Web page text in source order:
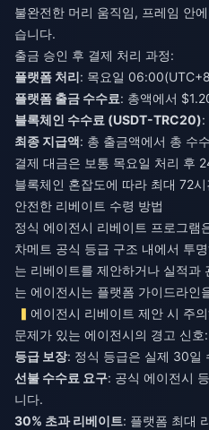
불완전한 머리 움직임, 프레임 안
습니다.
출금 승인 후 결제 처리 과정:
플랫폼 처리: 목요일
플랫폼 출금 수수료: 총액에서
블록체인 수수료 (USDT-TRC20):
최종 지급액: 총 출금액에서 총 수
결제 대금은 보통 목요일 처리 후
블록체인 혼잡도에 따라 최대 72
안전한 리베이트 수령 방법
정식 에이전시 리베이트 프로그램
차메트 공식 등급 구조 내에서 투
는 리베이트를 제안하거나 실적과
는 에이전시는 플랫폼 가이드라인
에이전시 리베이트 제안 시 주
문제가 있는 에이전시의 경고 신호:
등급 보장: 정식 등급은 실제 30일
선불 수수료 요구: 공식 에이전시
니다.
30% 초과 리베이트: 플랫폼 최대